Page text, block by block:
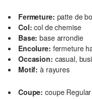
Fermeture: patte de
Col: col de chemise
Base: base arrondie
Encolure: fermeture
Occasion: casual,
Motif: à rayures
Coupe: coupe